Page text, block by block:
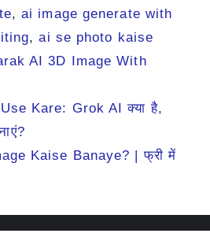
,ai image generate with
,ai se photo kaise
AI 3D Image With
Kare: Grok AI क्या है,
Kaise Banaye? | फ्री में